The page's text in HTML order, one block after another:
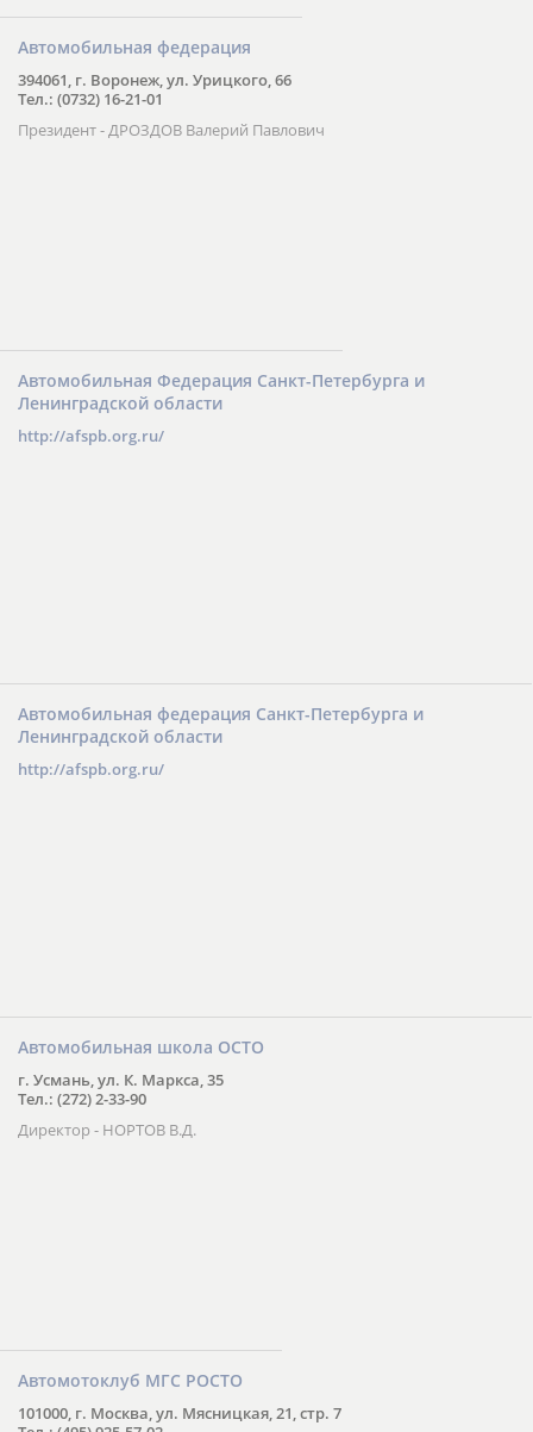
Автомобильная федерация
394061, г. Воронеж, ул. Урицкого, 66
Тел.: (0732) 16-21-01
Президент - ДРОЗДОВ Валерий Павлович
Автомобильная Федерация Санкт-Петербурга и
Ленинградской области
http://afspb.org.ru/
Автомобильная федерация Санкт-Петербурга и
Ленинградской области
http://afspb.org.ru/
Автомобильная школа ОСТО
г. Усмань, ул. К. Маркса, 35
Тел.: (272) 2-33-90
Директор - НОРТОВ В.Д.
Автомотоклуб МГС РОСТО
101000, г. Москва, ул. Мясницкая, 21, стр. 7